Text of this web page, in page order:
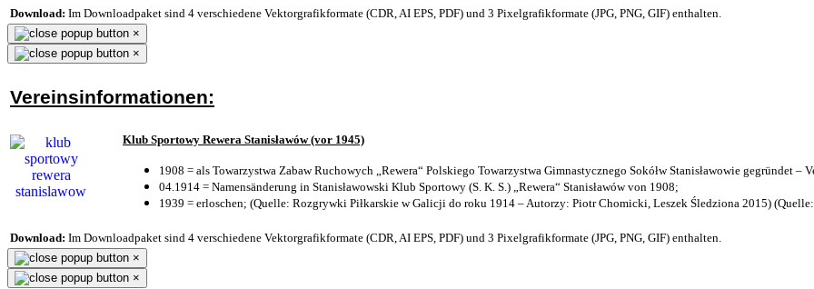
Download: Im Downloadpaket sind 4 verschiedene Vektorgrafikformate (CDR, AI EPS, PDF) und 3 Pixelgrafikformate (JPG, PNG, GIF) enthalten.
×
×
Vereinsinformationen:
Klub Sportowy Rewera Stanisławów (vor 1945)
1908 = als Towarzystwa Zabaw Ruchowych „Rewera“ Polskiego Towarzystwa Gimnastycznego Sokółw Stanisławowie gegründet –
04.1914 = Namensänderung in Stanisławowski Klub Sportowy (S. K. S.) „Rewera“ Stanisławów von 1908;
1939 = erloschen; (Quelle: Rozgrywki Piłkarskie w Galicji do roku 1914 – Autorzy: Piotr Chomicki, Leszek Śledziona 2015) (Quelle:
Download: Im Downloadpaket sind 4 verschiedene Vektorgrafikformate (CDR, AI EPS, PDF) und 3 Pixelgrafikformate (JPG, PNG, GIF) enthalten.
×
×